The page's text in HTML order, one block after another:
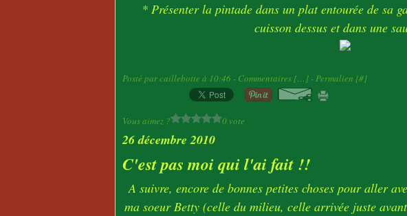
* Présenter la pintade dans un plat entourée de sa
cuisson dessus et dans une
Posté par caillebotte à 10:46 - Commentaires [… ] - Permalien [#]
Vous aimez ? 0 vote
26 décembre 2010
C'est pas moi qui l'ai fait !!
A suivre, encore de bonnes petites choses pour aller
ma soeur Betty (celle du milieu, celle arrivée juste